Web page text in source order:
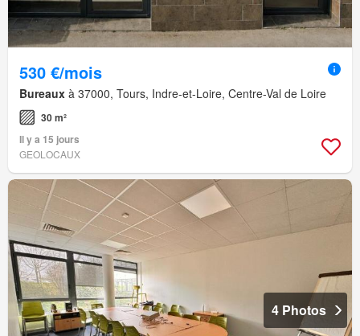
530 €/mois
Bureaux à 37000, Tours, Indre-et-Loire, Centre-Val de Loire
30 m²
Il y a 15 jours
GEOLOCAUX
4 Photos